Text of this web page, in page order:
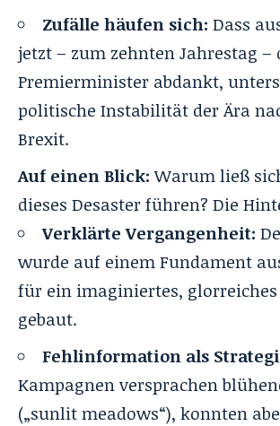
Zufälle häufen sich: Dass
jetzt – zum zehnten Jahrestag –
Premierminister abdankt,
politische Instabilität der Ära
Brexit.
Auf einen Blick:Warum ließ
dieses Desaster führen? Die
Verklärte Vergangenheit:
wurde auf einem Fundament
für ein imaginiertes, glorreiches
gebaut.
Fehlinformation als
Kampagnen versprachen
(„sunlit meadows“), konnten